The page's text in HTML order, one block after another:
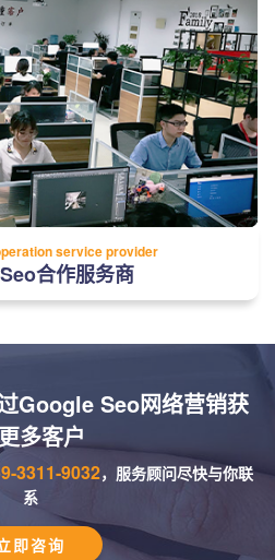
service provider
合作服务商
Google Seo网络营销获
多客户
3311-9032，服务顾问尽快与你联
系
即咨询